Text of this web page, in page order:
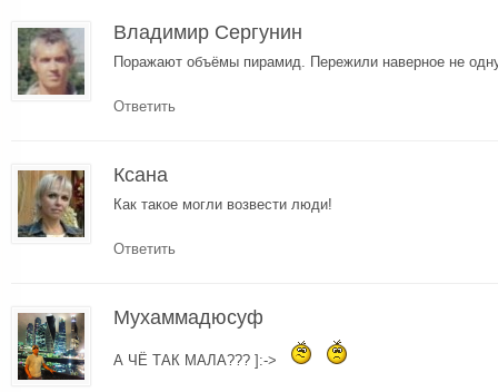
Владимир Сергунин
Поражают объёмы пирамид. Пережили наверное не
Ответить
Ксана
Как такое могли возвести люди!
Ответить
Мухаммадюсуф
А ЧЁ ТАК МАЛА??? ]:->